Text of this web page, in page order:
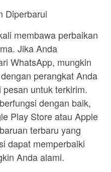
Diperbarui
membawa perbaikan
Jika Anda
WhatsApp, mungkin
perangkat Anda
untuk terkirim.
dengan baik,
Play Store atau Apple
terbaru yang
dapat memperbaiki
Anda alami.